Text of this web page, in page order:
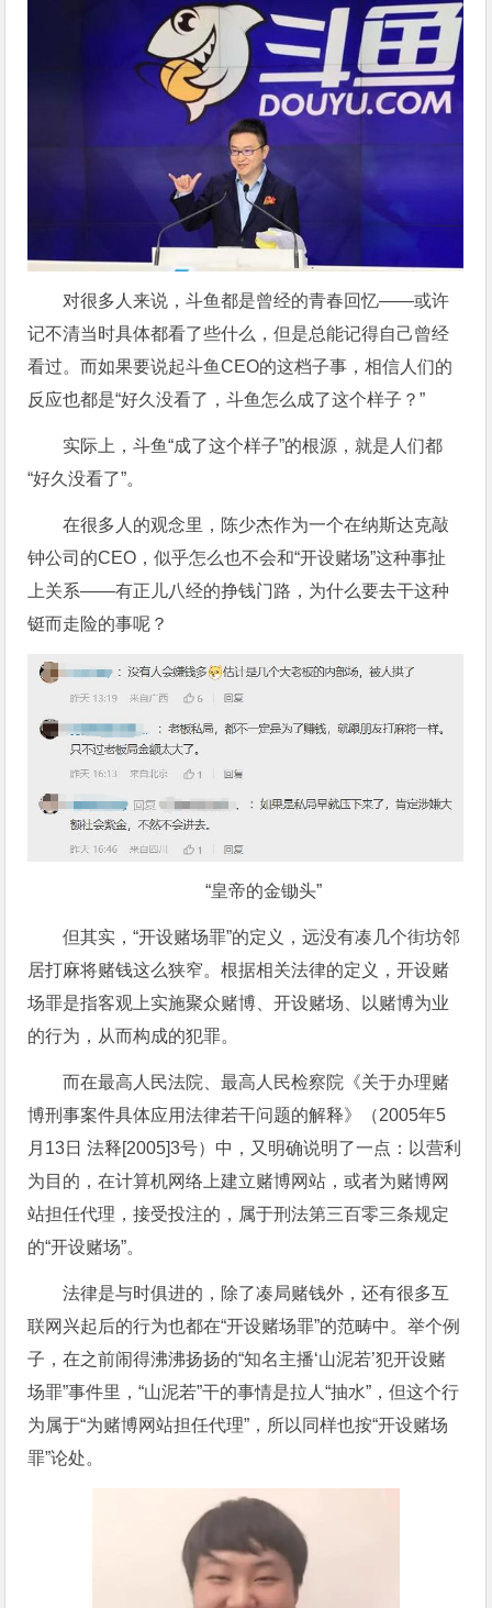
对很多人来说，斗鱼都是曾经的青春回忆——或许
记不清当时具体都看了些什么，但是总能记得自己曾经
看过。而如果要说起斗鱼CEO的这档子事，相信人们的
反应也都是“好久没看了，斗鱼怎么成了这个样子？”
实际上，斗鱼“成了这个样子”的根源，就是人们都
“好久没看了”。
在很多人的观念里，陈少杰作为一个在纳斯达克敲
钟公司的CEO，似乎怎么也不会和“开设赌场”这种事扯
上关系——有正儿八经的挣钱门路，为什么要去干这种
铤而走险的事呢？
“皇帝的金锄头”
但其实，“开设赌场罪”的定义，远没有凑几个街坊邻
居打麻将赌钱这么狭窄。根据相关法律的定义，开设赌
场罪是指客观上实施聚众赌博、开设赌场、以赌博为业
的行为，从而构成的犯罪。
而在最高人民法院、最高人民检察院《关于办理赌
博刑事案件具体应用法律若干问题的解释》（2005年5
月13日 法释[2005]3号）中，又明确说明了一点：以营利
为目的，在计算机网络上建立赌博网站，或者为赌博网
站担任代理，接受投注的，属于刑法第三百零三条规定
的“开设赌场”。
法律是与时俱进的，除了凑局赌钱外，还有很多互
联网兴起后的行为也都在“开设赌场罪”的范畴中。举个例
子，在之前闹得沸沸扬扬的“知名主播‘山泥若’犯开设赌
场罪”事件里，“山泥若”干的事情是拉人“抽水”，但这个行
为属于“为赌博网站担任代理”，所以同样也按“开设赌场
罪”论处。